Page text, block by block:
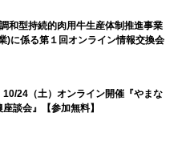
和型持続的肉用牛生産体制推進事業
)に係る第１回オンライン情報交換会
10/24（土）オンライン開催『やまな
談会』【参加無料】